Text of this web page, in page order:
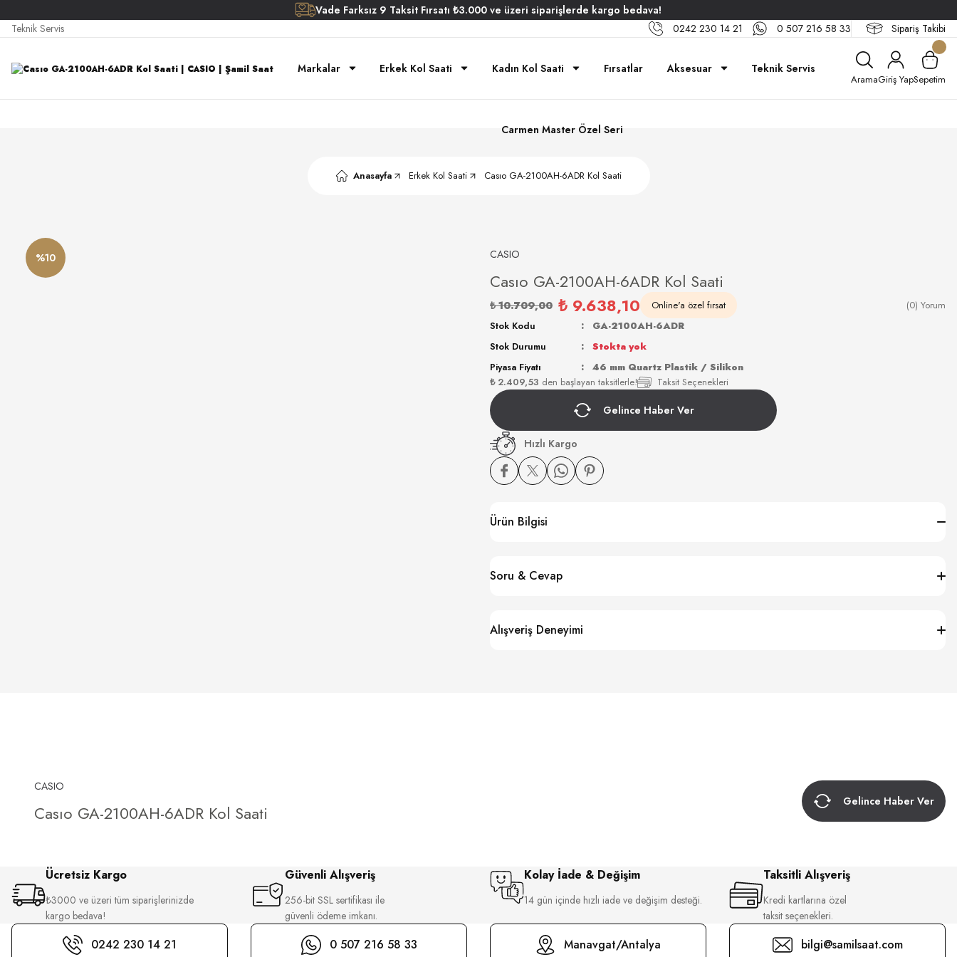
Vade Farksız 9 Taksit Fırsatı ₺3.000 ve üzeri siparişlerde kargo bedava!
Teknik Servis
0242 230 14 21 0 507 216 58 33 Sipariş Takibi
Markalar Erkek Kol Saati Kadın Kol Saati Fırsatlar Aksesuar Teknik Servis
Carmen Master Özel Seri
AramaGiriş YapSepetim
Anasayfa Erkek Kol Saati Casıo GA-2100AH-6ADR Kol Saati
%10 CASIO
Casıo GA-2100AH-6ADR Kol Saati
₺ 10.709,00 ₺ 9.638,10 Online'a özel fırsat (0) Yorum
₺ 2.409,53 den başlayan taksitlerle! Taksit Seçenekleri
Stok Kodu
GA-2100AH-6ADR
Stok Durumu
Stokta yok
Piyasa Fiyatı
46 mm Quartz Plastik / Silikon
Gelince Haber Ver
Hızlı Kargo
Ürün Bilgisi
Soru & Cevap
Alışveriş Deneyimi
CASIO
Casıo GA-2100AH-6ADR Kol Saati
Gelince Haber Ver
Ücretsiz Kargo
₺3000 ve üzeri tüm siparişlerinizde
kargo bedava!
Güvenli Alışveriş
256-bit SSL sertifikası ile
güvenli ödeme imkanı.
Kolay İade & Değişim
14 gün içinde hızlı iade ve değişim desteği.
Taksitli Alışveriş
Kredi kartlarına özel
taksit seçenekleri.
0242 230 14 21 0 507 216 58 33 Manavgat/Antalya bilgi@samilsaat.com